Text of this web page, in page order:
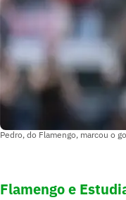
Pedro, do Flamengo, marcou o
Flamengo e